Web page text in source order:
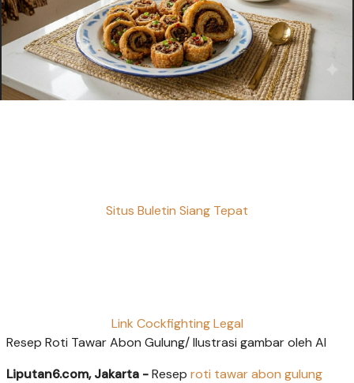
Situs Buletin Siang Tepat
Link Cockfighting Legal
Resep Roti Tawar Abon Gulung/ Ilustrasi gambar oleh AI
Liputan6.com, Jakarta -Resep roti tawarabon gulung